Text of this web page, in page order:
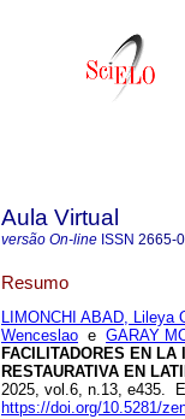
Aula Virtual
versão On-line ISSN 2665-
Resumo
LIMONCHI ABAD, Lileya
Wenceslao e GARAY
FACILITADORES EN
RESTAURATIVA EN
2025, vol.6, n.13, e435.
https://doi.org/10.5281/